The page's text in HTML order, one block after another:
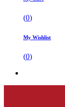
(0)
My Wishlist
(0)